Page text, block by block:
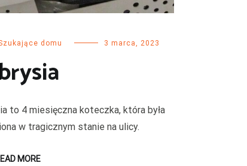
domu 3 marca, 2023
to 4 miesięczna koteczka, która była
w tragicznym stanie na ulicy.
MORE